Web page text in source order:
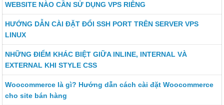
WEBSITE NÀO CẦN SỬ DỤNG VPS RIÊNG
HƯỚNG DẪN CÀI ĐẶT ĐỔI SSH PORT TRÊN SERVER VPS
LINUX
NHỮNG ĐIỂM KHÁC BIỆT GIỮA INLINE, INTERNAL VÀ
EXTERNAL KHI STYLE CSS
Woocommerce là gì? Hướng dẫn cách cài đặt Woocommerce
cho site bán hàng